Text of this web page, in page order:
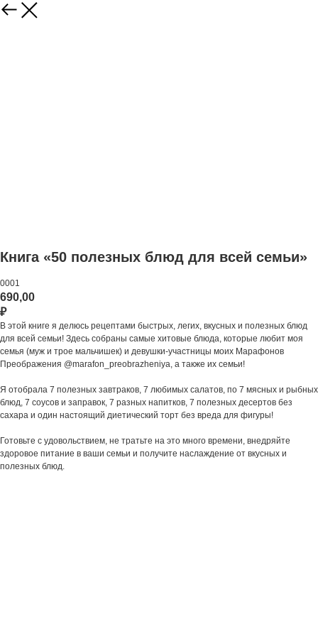
Книга «50 полезных блюд для всей семьи»
0001
690,00
₽
В этой книге я делюсь рецептами быстрых, легих, вкусных и полезных блюд
для всей семьи! Здесь собраны самые хитовые блюда, которые любит моя
семья (муж и трое мальчишек) и девушки-участницы моих Марафонов
Преображения @marafon_preobrazheniya, а также их семьи!
Я отобрала 7 полезных завтраков, 7 любимых салатов, по 7 мясных и рыбных
блюд, 7 соусов и заправок, 7 разных напитков, 7 полезных десертов без
сахара и один настоящий диетический торт без вреда для фигуры!
Готовьте с удовольствием, не тратьте на это много времени, внедряйте
здоровое питание в ваши семьи и получите наслаждение от вкусных и
полезных блюд.